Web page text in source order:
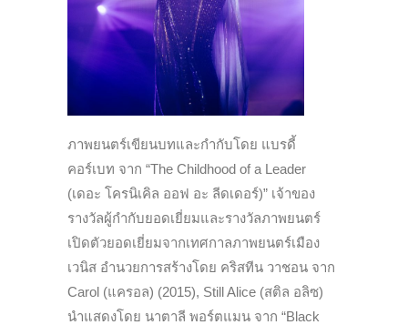
ภาพยนตร์เขียนบทและกำกับโดย แบรดี้
คอร์เบท จาก “The Childhood of a Leader
(เดอะ โครนิเคิล ออฟ อะ ลีดเดอร์)” เจ้าของ
รางวัลผู้กำกับยอดเยี่ยมและรางวัลภาพยนตร์
เปิดตัวยอดเยี่ยมจากเทศกาลภาพยนตร์เมือง
เวนิส อำนวยการสร้างโดย คริสทีน วาชอน จาก
Carol (แครอล) (2015), Still Alice (สติล อลิซ)
นำแสดงโดย นาตาลี พอร์ตแมน จาก “Black